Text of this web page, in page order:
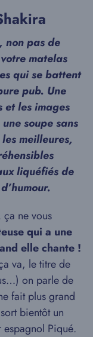
non pas de
matelas
qui se battent
pub. Une
et les images
soupe sans
meilleures,
liquéfiés de
ne vous
qui a une
elle chante !
va, le titre de
on parle de
fait plus grand
bientôt un
Piqué.